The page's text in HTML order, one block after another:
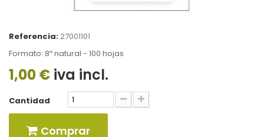
Referencia:27001101
Formato: 8º natural - 100 hojas
1,00 € iva incl.
Cantidad
Comprar